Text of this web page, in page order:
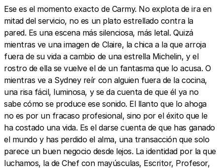
Ese es el momento exacto de Carmy. No explota de ira en
mitad del servicio, no es un plato estrellado contra la
pared. Es una escena más silenciosa, más letal. Quizá
mientras ve una imagen de Claire, la chica a la que arroja
fuera de su vida a cambio de una estrella Michelin, y el
rostro de ella se vuelve el de un fantasma que lo acusa. O
mientras ve a Sydney reír con alguien fuera de la cocina,
una risa fácil, luminosa, y se da cuenta de que él ya no
sabe cómo se produce ese sonido. El llanto que lo ahoga
no es por un fracaso profesional, sino por el éxito que le
ha costado una vida. Es el darse cuenta de que has ganado
el mundo y has perdido el alma, una transacción que solo
parece un buen negocio desde lejos. La identidad por la que
luchamos, la de Chef con mayúsculas, Escritor, Profesor,